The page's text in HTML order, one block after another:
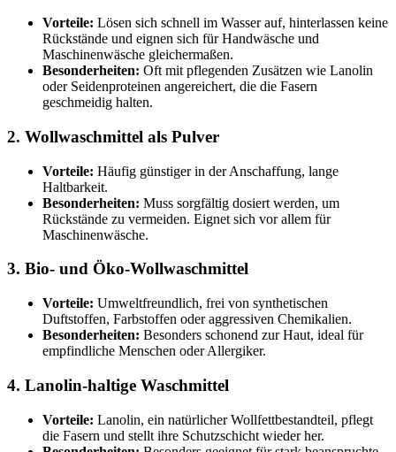
Vorteile: Lösen sich schnell im Wasser auf, hinterlassen keine
Rückstände und eignen sich für Handwäsche und
Maschinenwäsche gleichermaßen.
Besonderheiten: Oft mit pflegenden Zusätzen wie Lanolin
oder Seidenproteinen angereichert, die die Fasern
geschmeidig halten.
2. Wollwaschmittel als Pulver
Vorteile: Häufig günstiger in der Anschaffung, lange
Haltbarkeit.
Besonderheiten: Muss sorgfältig dosiert werden, um
Rückstände zu vermeiden. Eignet sich vor allem für
Maschinenwäsche.
3. Bio- und Öko-Wollwaschmittel
Vorteile: Umweltfreundlich, frei von synthetischen
Duftstoffen, Farbstoffen oder aggressiven Chemikalien.
Besonderheiten: Besonders schonend zur Haut, ideal für
empfindliche Menschen oder Allergiker.
4. Lanolin-haltige Waschmittel
Vorteile: Lanolin, ein natürlicher Wollfettbestandteil, pflegt
die Fasern und stellt ihre Schutzschicht wieder her.